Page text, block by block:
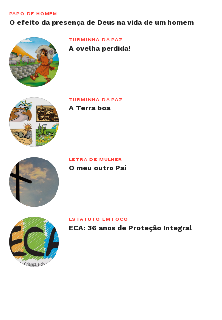
PAPO DE HOMEM
O efeito da presença de Deus na vida de um homem
TURMINHA DA PAZ
A ovelha perdida!
TURMINHA DA PAZ
A Terra boa
LETRA DE MULHER
O meu outro Pai
ESTATUTO EM FOCO
ECA: 36 anos de Proteção Integral